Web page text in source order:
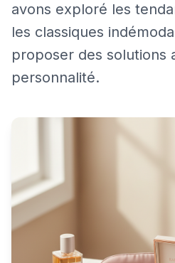
avons exploré les
les classiques
proposer des solutions
personnalité.